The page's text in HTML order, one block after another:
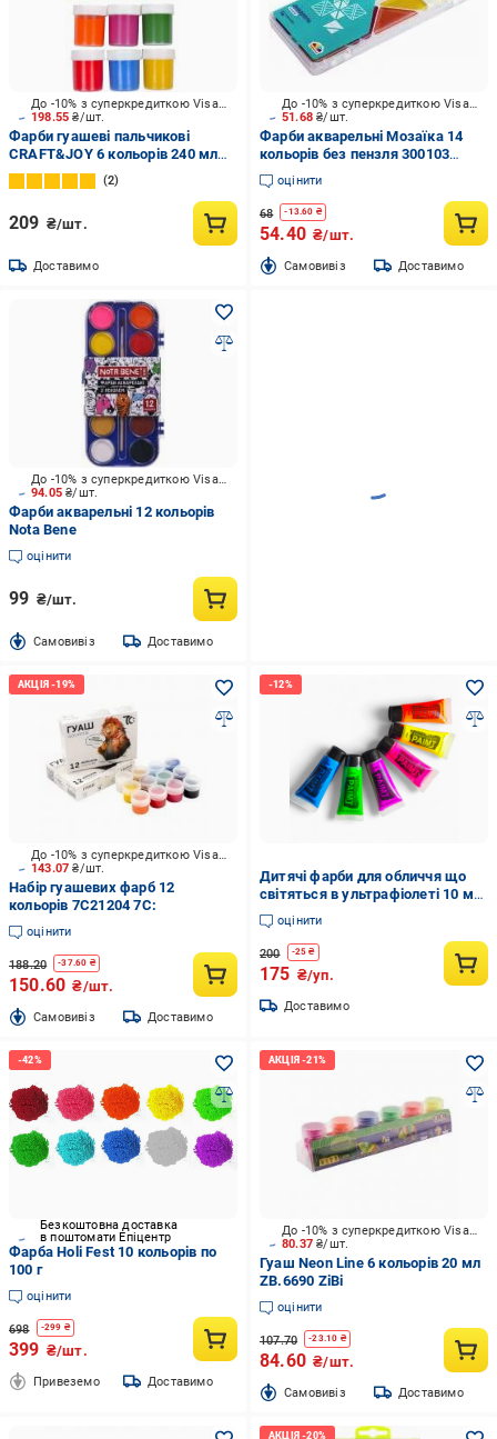
198.55₴/шт.
До -10% з суперкредиткою Visa Вигода
Фарби гуашеві пальчикові
CRAFT&JOY 6 кольорів 240 мл
322074/Cr Western Industrial
Group
2
209 ₴/шт.
Доставимо
51.68₴/шт.
До -10% з суперкредиткою Visa Вигода
Фарби акварельні Мозаїка 14
кольорів без пензля 300103
Гамма UA
оцінити
68 -13.60 ₴
54.40 ₴/шт.
Cамовивіз Доставимо
94.05₴/шт.
До -10% з суперкредиткою Visa Вигода
Фарби акварельні 12 кольорів
Nota Bene
оцінити
99 ₴/шт.
Cамовивіз Доставимо
143.07₴/шт.
До -10% з суперкредиткою Visa Вигода
Набір гуашевих фарб 12
кольорів 7C21204 7С:
оцінити
188.20 -37.60 ₴
150.60 ₴/шт.
Cамовивіз Доставимо
Дитячі фарби для обличчя що
світяться в ультрафіолеті 10 мл
6 шт.
оцінити
200 -25 ₴
175 ₴/уп.
Доставимо
Безкоштовна доставка
в поштомати Епіцентр
Фарба Holi Fest 10 кольорів по
100 г
оцінити
698 -299 ₴
399 ₴/шт.
Привеземо Доставимо
80.37₴/шт.
До -10% з суперкредиткою Visa Вигода
Гуаш Neon Line 6 кольорів 20 мл
ZB.6690 ZiBi
оцінити
107.70 -23.10 ₴
84.60 ₴/шт.
Cамовивіз Доставимо